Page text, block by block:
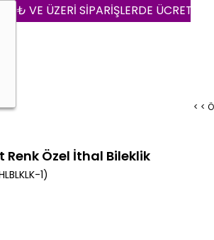
SİPARİŞLERDE ÜCRETSİZ
< <
Renk Özel İthal Bileklik
1)